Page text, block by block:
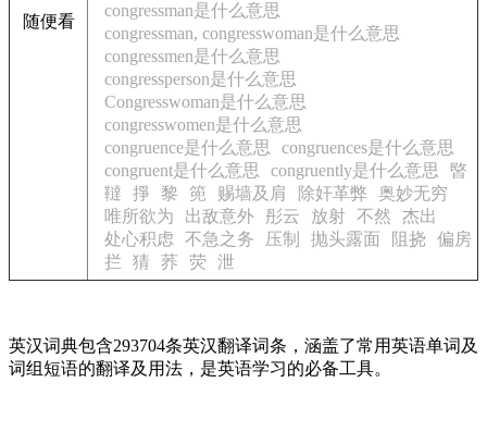
随便看
congressman是什么意思
congressman, congresswoman是什么意思
congressmen是什么意思
congressperson是什么意思
Congresswoman是什么意思
congresswomen是什么意思
congruence是什么意思
congruences是什么意思
congruent是什么意思
congruently是什么意思
暋
韃
掙 黎 篼 赐墙及肩 除奸革弊 奥妙无穷
唯所欲为
出敌意外 彤云 放射 不然
杰出
处心积虑
不急之务 压制 抛头露面 阻挠
偏房
拦
猜 荞 荧 泄
英汉词典包含293704条英汉翻译词条，涵盖了常用英语单词及
词组短语的翻译及用法，是英语学习的必备工具。